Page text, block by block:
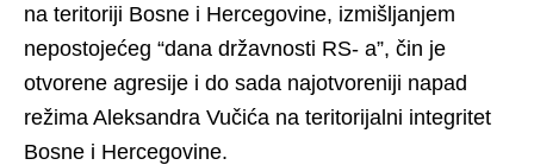
na teritoriji Bosne i Hercegovine, izmišljanjem
nepostojećeg “dana državnosti RS- a”, čin je
otvorene agresije i do sada najotvoreniji napad
režima Aleksandra Vučića na teritorijalni integritet
Bosne i Hercegovine.